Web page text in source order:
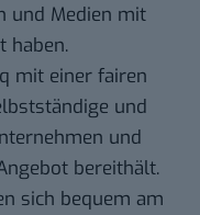
und Medien mit
haben.
mit einer fairen
und
und
bereithält.
sich bequem am